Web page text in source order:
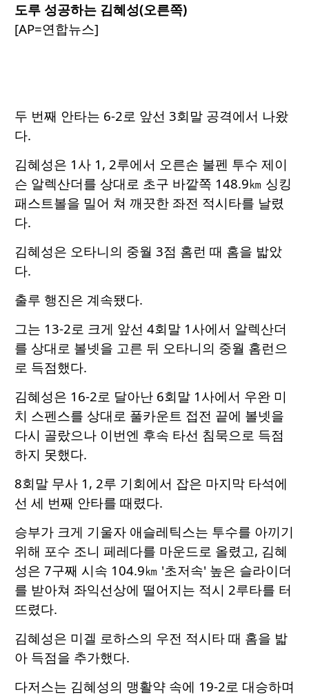
도루 성공하는 김혜성(오른쪽)
[AP=연합뉴스]
두 번째 안타는 6-2로 앞선 3회말 공격에서 나왔
다.
김혜성은 1사 1, 2루에서 오른손 불펜 투수 제이
슨 알렉산더를 상대로 초구 바깥쪽 148.9㎞ 싱킹
패스트볼을 밀어 쳐 깨끗한 좌전 적시타를 날렸
다.
김혜성은 오타니의 중월 3점 홈런 때 홈을 밟았
다.
출루 행진은 계속됐다.
그는 13-2로 크게 앞선 4회말 1사에서 알렉산더
를 상대로 볼넷을 고른 뒤 오타니의 중월 홈런으
로 득점했다.
김혜성은 16-2로 달아난 6회말 1사에서 우완 미
치 스펜스를 상대로 풀카운트 접전 끝에 볼넷을
다시 골랐으나 이번엔 후속 타선 침묵으로 득점
하지 못했다.
8회말 무사 1, 2루 기회에서 잡은 마지막 타석에
선 세 번째 안타를 때렸다.
승부가 크게 기울자 애슬레틱스는 투수를 아끼기
위해 포수 조니 페레다를 마운드로 올렸고, 김혜
성은 7구째 시속 104.9㎞ '초저속' 높은 슬라이더
를 받아쳐 좌익선상에 떨어지는 적시 2루타를 터
뜨렸다.
김혜성은 미겔 로하스의 우전 적시타 때 홈을 밟
아 득점을 추가했다.
다저스는 김혜성의 맹활약 속에 19-2로 대승하며